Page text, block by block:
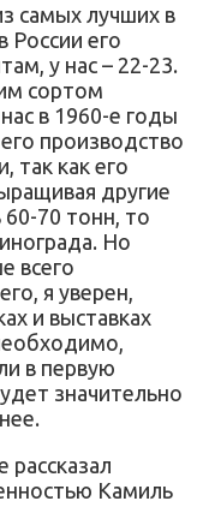
самых лучших в
России его
у нас – 22-23.
сортом
в 1960-е годы
производство
так как его
другие
60-70 тонн, то
Но
всего
я уверен,
и выставках
в первую
значительно
рассказал
Камиль